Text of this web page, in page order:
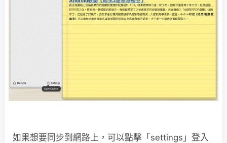
如果想要同步到網路上，可以點擊「settings」登入